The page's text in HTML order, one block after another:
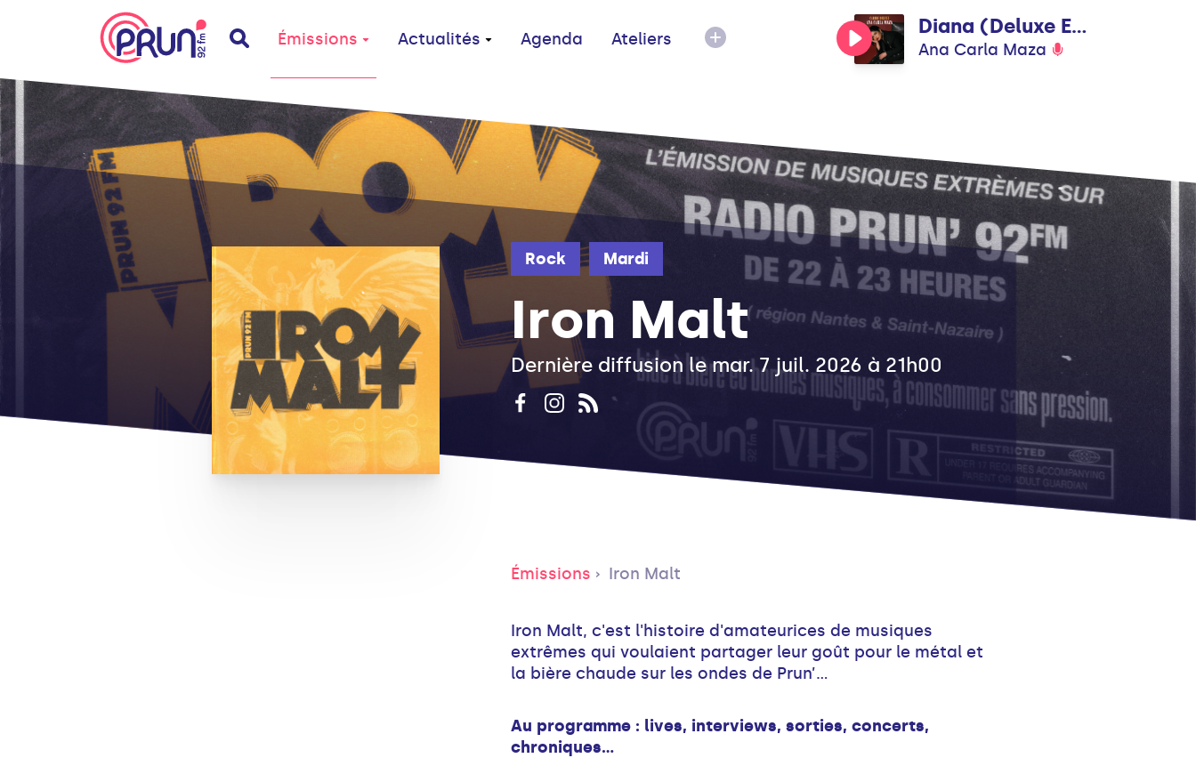
Émissions Actualités Agenda Ateliers
Diana (Deluxe Edition)
Ana Carla Maza
Rock Mardi
Iron Malt
Dernière diffusion le mar. 7 juil. 2026 à 21h00
Émissions Iron Malt
Iron Malt, c'est l'histoire d'amateurices de musiques
extrêmes qui voulaient partager leur goût pour le métal et
la bière chaude sur les ondes de Prun’...
Au programme : lives, interviews, sorties, concerts,
chroniques…